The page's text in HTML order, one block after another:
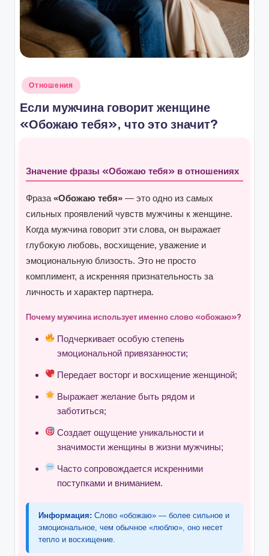
Опубликовано
Отношения
Если мужчина говорит женщине
«Обожаю тебя», что это значит?
Значение фразы «Обожаю тебя» в отношениях
Фраза «Обожаю тебя» — это одно из самых
сильных проявлений чувств мужчины к женщине.
Когда мужчина говорит эти слова, он выражает
глубокую любовь, восхищение, уважение и
эмоциональную близость. Это не просто
комплимент, а искренняя признательность за
личность и характер партнера.
Почему мужчина использует именно слово «обожаю»?
Подчеркивает особую степень
эмоциональной привязанности;
Передает восторг и восхищение женщиной;
Выражает желание быть рядом и
заботиться;
Создает ощущение уникальности и
значимости женщины в жизни мужчины;
Часто сопровождается искренними
поступками и вниманием.
Информация: Слово «обожаю» — более сильное и
эмоциональное, чем обычное «люблю», оно несет
тепло и восхищение.